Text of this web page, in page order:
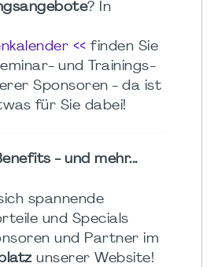
? In
<< finden Sie
und Trainings-
Sponsoren - da ist
für Sie dabei!
- und mehr...
spannende
und Specials
und Partner im
unserer Website!